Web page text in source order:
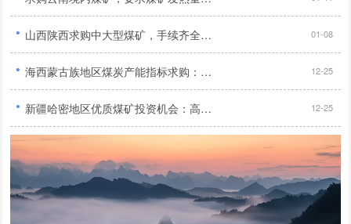
· 山西陕西求购中大型煤矿，手续齐全，90万吨/年产能... 01-08
· 海西蒙古族地区煤炭产能指标求购：业务扩张需求旺盛，寻求大量优质产能指标... 12-25
· 新疆哈密地区优质煤矿投资机会：高储量、高热值、无纠纷、无外债，年产量120万吨以上，2亿投资预算... 12-25